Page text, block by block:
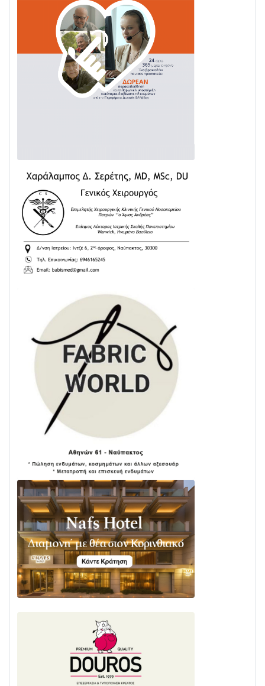
Με Αρχιερατική Λαμπρότητα η Πανήγυρη της
Μεταμορφώσεως του Σωτήρος στο Γολέμι
03/08 • 07:45
Ενισχύεται η Πολιτική Προστασία στο Δήμο Αγρινίου
με δύο νέα υδροφόρα οχήματα
02/08 • 18:26
Διαβάστε την «Ναυπακτία» που κυκλοφορεί
24/07 • 11:31